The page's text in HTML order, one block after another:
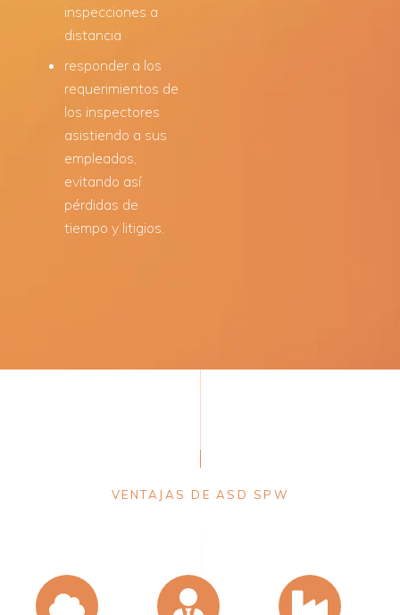
inspecciones a
distancia
responder a los
requerimientos de
los inspectores
asistiendo a sus
empleados,
evitando así
pérdidas de
tiempo y litigios.
VENTAJAS DE ASD SPW